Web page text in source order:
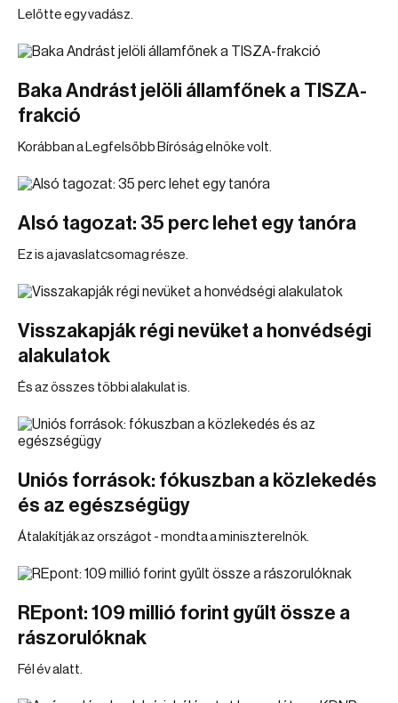
Lelőtte egy vadász.
Baka Andrást jelöli államfőnek a TISZA-
frakció
Korábban a Legfelsőbb Bíróság elnöke volt.
Alsó tagozat: 35 perc lehet egy tanóra
Ez is a javaslatcsomag része.
Visszakapják régi nevüket a honvédségi
alakulatok
És az összes többi alakulat is.
Uniós források: fókuszban a közlekedés
és az egészségügy
Átalakítják az országot - mondta a miniszterelnök.
REpont: 109 millió forint gyűlt össze a
rászorulóknak
Fél év alatt.